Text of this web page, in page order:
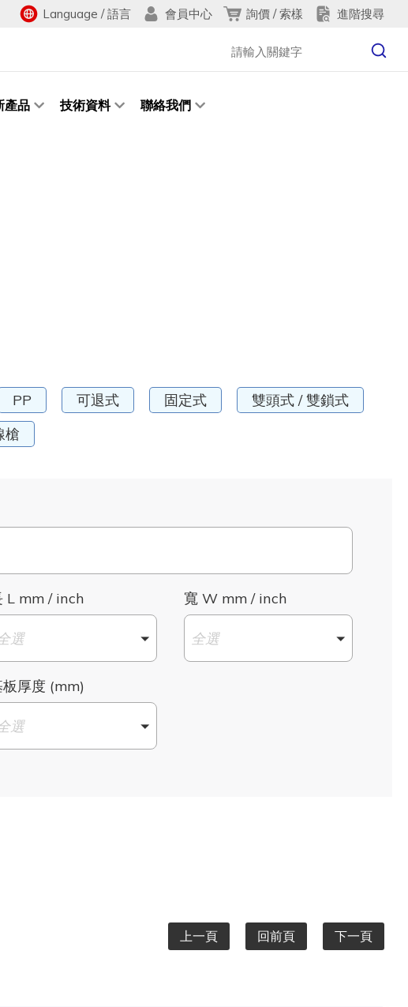
Language / 語言 會員中心 詢價 / 索樣 進階搜尋
產品 技術資料 聯絡我們
PP 可退式 固定式
雙頭式 / 雙鎖式
槍
L mm / inch
選
寬 W mm / inch
全選
厚度 (mm)
選
上一頁 回前頁 下一頁